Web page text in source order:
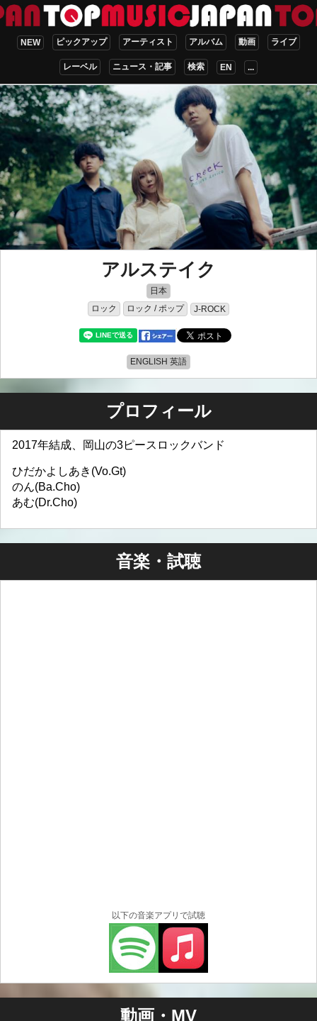
NEW ピックアップ アーティスト アルバム 動画 ライブ
レーベル ニュース・記事 検索 EN ...
アルステイク
日本
ロック
ロック / ポップ J-ROCK
ENGLISH 英語
プロフィール
2017年結成、岡山の3ピースロックバンド
ひだかよしあき(Vo.Gt)
のん(Ba.Cho)
あむ(Dr.Cho)
音楽・試聴
以下の音楽アプリで試聴
動画・MV